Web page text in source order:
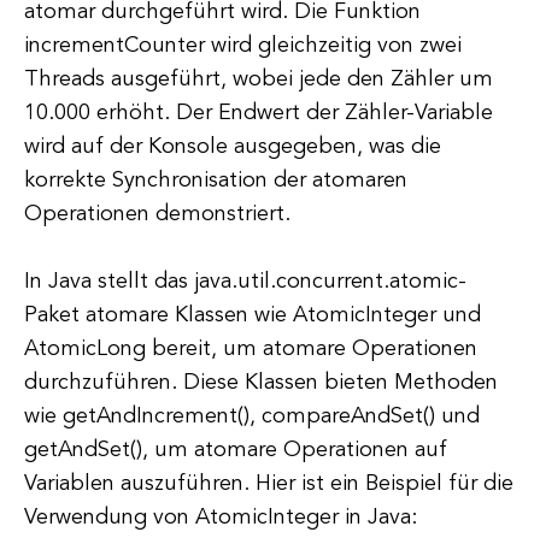
atomar durchgeführt wird. Die Funktion
incrementCounter wird gleichzeitig von zwei
Threads ausgeführt, wobei jede den Zähler um
10.000 erhöht. Der Endwert der Zähler-Variable
wird auf der Konsole ausgegeben, was die
korrekte Synchronisation der atomaren
Operationen demonstriert.
In Java stellt das java.util.concurrent.atomic-
Paket atomare Klassen wie AtomicInteger und
AtomicLong bereit, um atomare Operationen
durchzuführen. Diese Klassen bieten Methoden
wie getAndIncrement(), compareAndSet() und
getAndSet(), um atomare Operationen auf
Variablen auszuführen. Hier ist ein Beispiel für die
Verwendung von AtomicInteger in Java: